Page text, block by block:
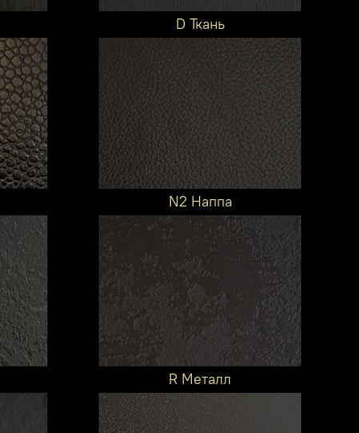
D Ткань
N2 Наппа
R Металл